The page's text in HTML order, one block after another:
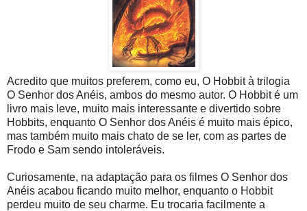
Acredito que muitos preferem, como eu, O Hobbit à trilogia
O Senhor dos Anéis, ambos do mesmo autor. O Hobbit é um
livro mais leve, muito mais interessante e divertido sobre
Hobbits, enquanto O Senhor dos Anéis é muito mais épico,
mas também muito mais chato de se ler, com as partes de
Frodo e Sam sendo intoleráveis.
Curiosamente, na adaptação para os filmes O Senhor dos
Anéis acabou ficando muito melhor, enquanto o Hobbit
perdeu muito de seu charme. Eu trocaria facilmente a